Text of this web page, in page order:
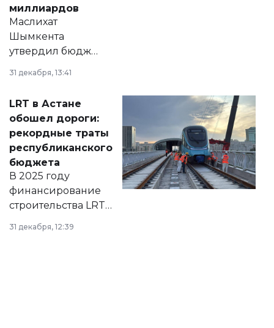
миллиардов
Маслихат
Шымкента
утвердил бюджет
города на 2026–
2028 годы.
документ
появился в базе
нормативных
правовых актов и
на сайте маслихат
города.
31 декабря, 13:41
LRT в Астане
обошел дороги:
рекордные траты
республиканского
бюджета
В 2025 году
финансирование
строительства LRT
в Астане из
республиканского
31 декабря, 12:39